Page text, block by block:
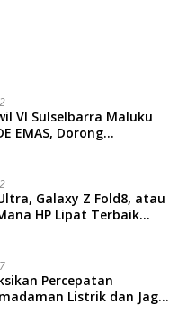
VI Sulselbarra Maluku
EMAS, Dorong
Galaxy Z Fold8, atau
HP Lipat Terbaik
Percepatan
Listrik dan Jaga